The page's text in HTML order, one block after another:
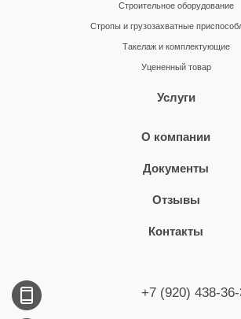
Строительное оборудование
Стропы и грузозахватные
Такелаж и комплектующие
Уцененный товар
Услуги
О компании
Документы
Отзывы
Контакты
+7 (920) 438-